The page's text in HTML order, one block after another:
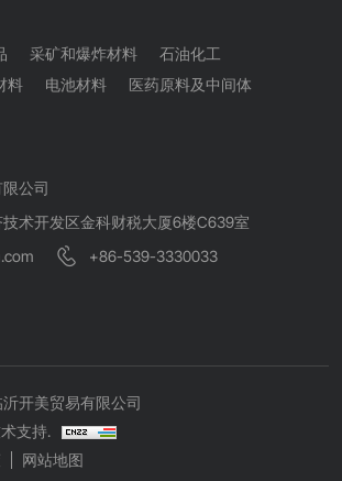
采矿和爆炸材料
石油化工
料 电池材料 医药原料及中间体
公司
术开发区金科财税大厦6楼C639室
+86-539-3330033
开美贸易有限公司
支持.
网站地图